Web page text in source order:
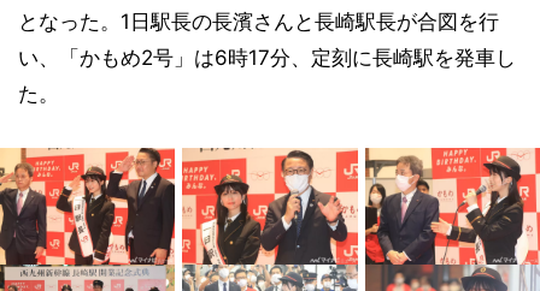
となった。1日駅長の長濱さんと長崎駅長が合図を行
い、「かもめ2号」は6時17分、定刻に長崎駅を発車し
た。